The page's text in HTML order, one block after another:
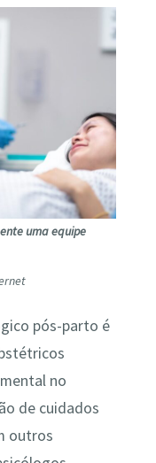
uma equipe
pós-parto é
no
de cuidados
outros